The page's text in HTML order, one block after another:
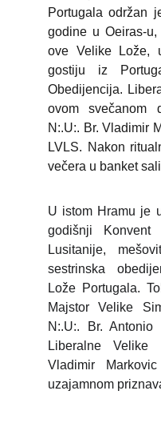
Portugala održan
godine u Oeiras-
ove Velike Lože,
gostiju iz
Obedijencija.
ovom svečanom
N:.U:. Br. Vladimir
LVLS. Nakon
večera u banket
U istom Hramu je
godišnji Konvent
Lusitanije,
sestrinska
Lože Portugala.
Majstor Velike
N:.U:. Br.
Liberalne
Vladimir
uzajamnom